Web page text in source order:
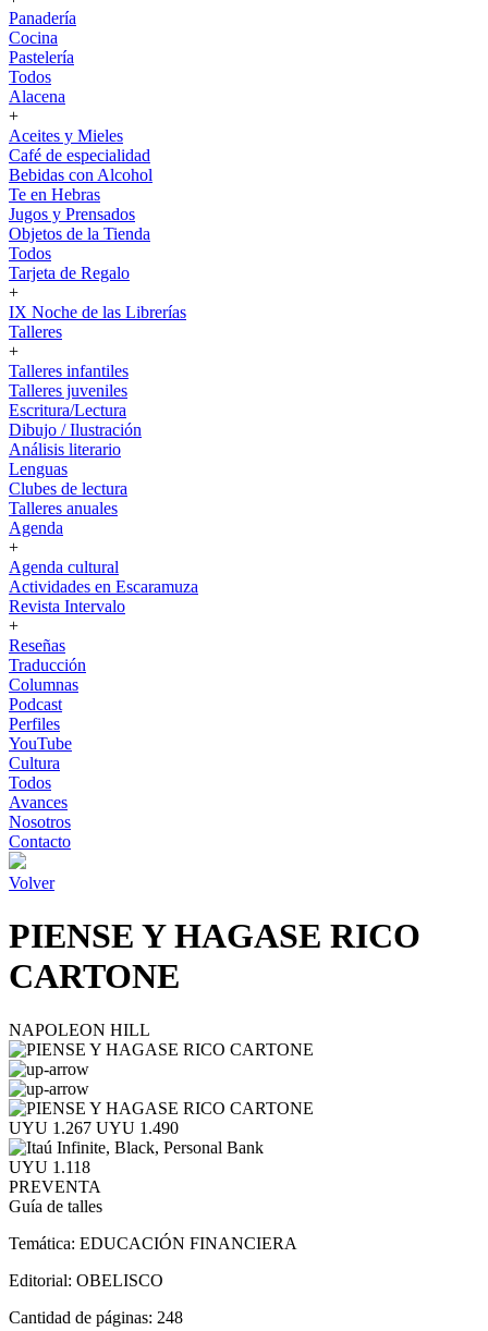
Panadería
Cocina
Pastelería
Todos
Alacena
+
Aceites y Mieles
Café de especialidad
Bebidas con Alcohol
Te en Hebras
Jugos y Prensados
Objetos de la Tienda
Todos
Tarjeta de Regalo
+
IX Noche de las Librerías
Talleres
+
Talleres infantiles
Talleres juveniles
Escritura/Lectura
Dibujo / Ilustración
Análisis literario
Lenguas
Clubes de lectura
Talleres anuales
Agenda
+
Agenda cultural
Actividades en Escaramuza
Revista Intervalo
+
Reseñas
Traducción
Columnas
Podcast
Perfiles
YouTube
Cultura
Todos
Avances
Nosotros
Contacto
Volver
PIENSE Y HAGASE RICO
CARTONE
NAPOLEON HILL
UYU 1.267 UYU 1.490
UYU 1.118
PREVENTA
Guía de talles
Temática: EDUCACIÓN FINANCIERA
Editorial: OBELISCO
Cantidad de páginas: 248